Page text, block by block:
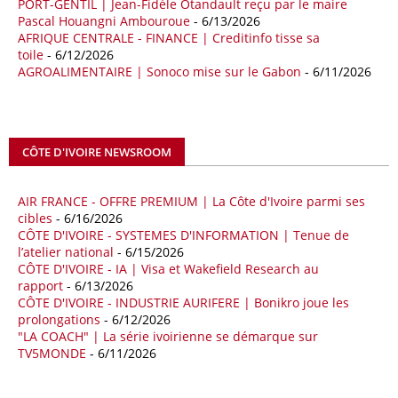
Les deux pays veulent accélérer leurs projets gaziers communs, afin
de sécuriser davantage les approvisionnements énergétiques en
Méditerranée, dans un contexte marqué par des tensions
géopolitiques internationales et des perturbations sur le marché
mondial du gaz. Réunis à Rome le jeudi 7 mai, la Première ministre
coopération et les investissements dans le secteur énergétique. Cette
séquence survient alors que Rome cherche à réduire son exposition
18/04/26 ALGERIE - BP
La multinationale BP signe son retour en Algérie où un permis de
prospection d’hydrocarbures dans le bassin oriental lui a été attribué
par l’Agence nationale pour la valorisation des ressources en
hydrocarbures (ALNAFT). L’information rendue publique mercredi 15
avril par l’institution, intervient dans le cadre de sa politique de relance
de l’exploration. Le périmètre concerné se situe dans une zone de
l’est du pays jugée peu explorée malgré son potentiel. BP pourra y
lancer ses premières opérations de prospection sur le terrain portant
PORT-GENTIL | Jean-Fidèle Otandault reçu par le maire
Pascal Houangni Ambouroue - 6/13/2026
AFRIQUE CENTRALE - FINANCE | Creditinfo tisse sa
toile - 6/12/2026
AGROALIMENTAIRE | Sonoco mise sur le Gabon - 6/11/2026
CÔTE D'IVOIRE NEWSROOM
AIR FRANCE - OFFRE PREMIUM | La Côte d'Ivoire parmi ses
cibles - 6/16/2026
CÔTE D'IVOIRE - SYSTEMES D'INFORMATION | Tenue de
l’atelier national - 6/15/2026
CÔTE D'IVOIRE - IA | Visa et Wakefield Research au
rapport - 6/13/2026
CÔTE D'IVOIRE - INDUSTRIE AURIFERE | Bonikro joue les
prolongations - 6/12/2026
"LA COACH" | La série ivoirienne se démarque sur
TV5MONDE - 6/11/2026